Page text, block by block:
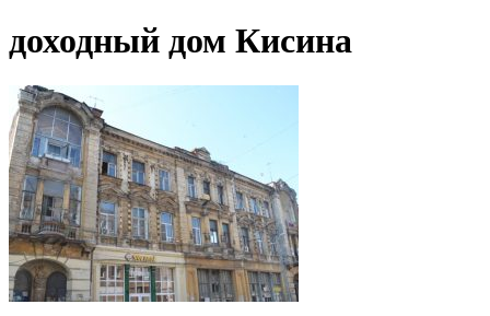
доходный дом Кисина